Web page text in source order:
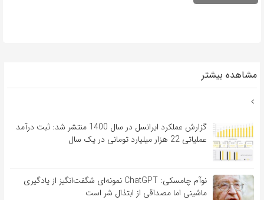
مشاهده بیشتر
گزارش عملکرد ایرانسل در سال 1400 منتشر شد: ثبت درآمد
عملیاتی 22 هزار میلیارد تومانی در یک سال
نوآم چامسکی: ChatGPT نمونه‌ای شگفت‌انگیز از یادگیری
ماشینی اما مصداقی از ابتذال شر است